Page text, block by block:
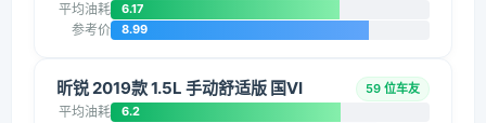
平均油耗 6.17
参考价 8.99
昕锐 2019款 1.5L 手动舒适版 国VI 59 位车友
平均油耗 6.2